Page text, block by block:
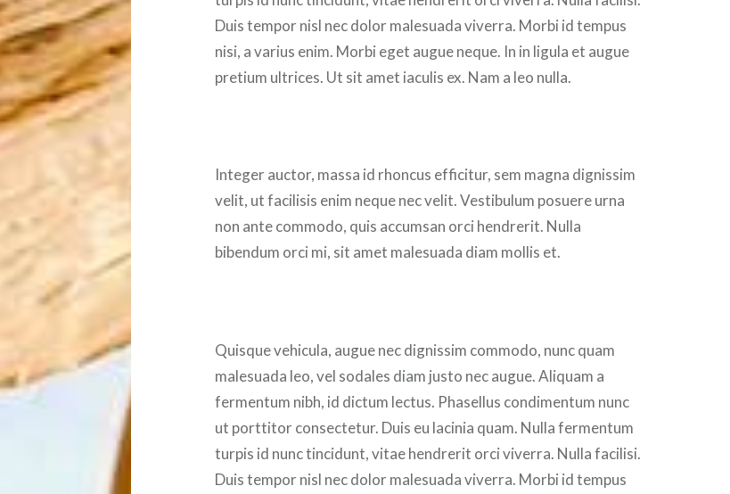
Duis tempor nisl nec dolor malesuada viverra. Morbi id tempus
nisi, a varius enim. Morbi eget augue neque. In in ligula et augue
pretium ultrices. Ut sit amet iaculis ex. Nam a leo nulla.
Integer auctor, massa id rhoncus efficitur, sem magna dignissim
velit, ut facilisis enim neque nec velit. Vestibulum posuere urna
non ante commodo, quis accumsan orci hendrerit. Nulla
bibendum orci mi, sit amet malesuada diam mollis et.
Quisque vehicula, augue nec dignissim commodo, nunc quam
malesuada leo, vel sodales diam justo nec augue. Aliquam a
fermentum nibh, id dictum lectus. Phasellus condimentum nunc
ut porttitor consectetur. Duis eu lacinia quam. Nulla fermentum
turpis id nunc tincidunt, vitae hendrerit orci viverra. Nulla facilisi.
Duis tempor nisl nec dolor malesuada viverra. Morbi id tempus